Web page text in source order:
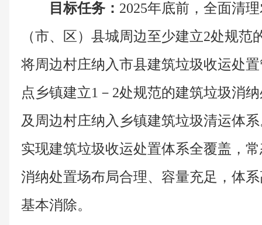
目标任务： 2025年底前，全面清
（市、区）县城周边至少建立2处规
将周边村庄纳入市县建筑垃圾收运处
点乡镇建立1－2处规范的建筑垃圾消
及周边村庄纳入乡镇建筑垃圾清运体
实现建筑垃圾收运处置体系全覆盖，
消纳处置场布局合理、容量充足，体
基本消除。